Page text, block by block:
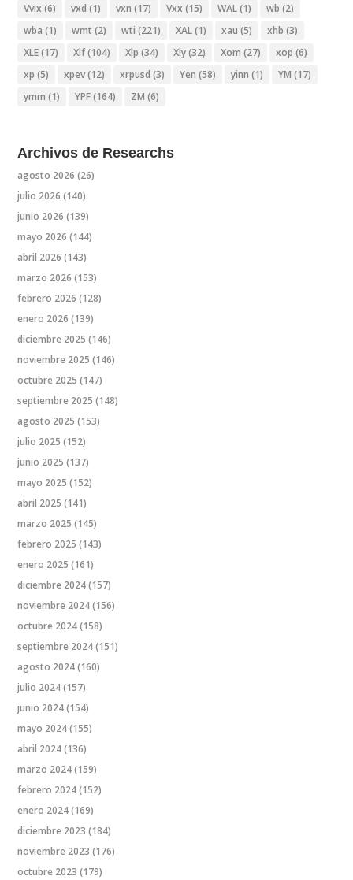
Vvix (6) vxd (1) vxn (17) Vxx (15) WAL(1) wb (2)
wba (1) wmt (2) wti (221) XAL(1) xau (5) xhb (3)
XLE(17) Xlf(104) Xlp (34) Xly(32) Xom (27) xop (6)
xp (5) xpev(12) xrpusd (3) Yen (58) yinn (1) YM (17)
ymm (1) YPF(164) ZM (6)
Archivos de Researchs
agosto 2026 (26)
julio 2026 (140)
junio 2026 (139)
mayo 2026 (144)
abril 2026 (143)
marzo 2026 (153)
febrero 2026 (128)
enero 2026 (139)
diciembre 2025 (146)
noviembre 2025 (146)
octubre 2025 (147)
septiembre 2025 (148)
agosto 2025 (153)
julio 2025 (152)
junio 2025 (137)
mayo 2025 (152)
abril 2025 (141)
marzo 2025 (145)
febrero 2025 (143)
enero 2025 (161)
diciembre 2024(157)
noviembre 2024(156)
octubre 2024(158)
septiembre 2024(151)
agosto 2024(160)
julio 2024(157)
junio 2024(154)
mayo 2024(155)
abril 2024(136)
marzo 2024(159)
febrero 2024(152)
enero 2024(169)
diciembre 2023 (184)
noviembre 2023 (176)
octubre 2023 (179)